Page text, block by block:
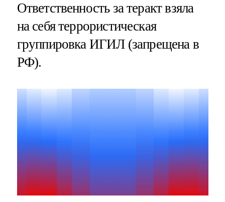
Ответственность за теракт взяла
на себя террористическая
группировка ИГИЛ (запрещена в
РФ).